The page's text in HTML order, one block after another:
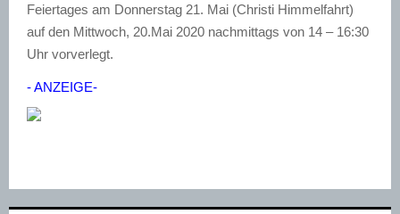
Feiertages am Donnerstag 21. Mai (Christi Himmelfahrt)
auf den Mittwoch, 20.Mai 2020 nachmittags von 14 – 16:30
Uhr vorverlegt.
- ANZEIGE-